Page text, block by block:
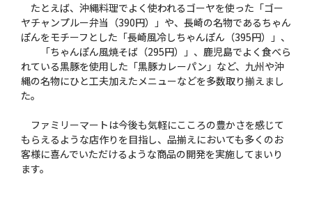
たとえば、沖縄料理でよく使われるゴーヤを使った「ゴー
ヤチャンプルー弁当（390円）」や、長崎の名物であるちゃん
ぽんをモチーフとした「長崎風冷しちゃんぽん（395円）」、
「ちゃんぽん風焼そば（295円）」、鹿児島でよく食べら
れている黒豚を使用した「黒豚カレーパン」など、九州や沖
縄の名物にひと工夫加えたメニューなどを多数取り揃えまし
た。
ファミリーマートは今後も気軽にこころの豊かさを感じて
もらえるような店作りを目指し、品揃えにおいても多くのお
客様に喜んでいただけるような商品の開発を実施してまいり
ます。